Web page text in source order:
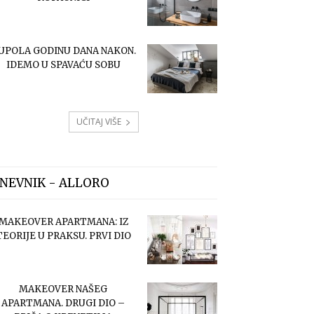
GODINU DANA NAKON.
IDEMO U SPAVAĆU SOBU
UČITAJ VIŠE
- ALLORO
APARTMANA: IZ
U PRAKSU. PRVI DIO
MAKEOVER NAŠEG
APARTMANA. DRUGI DIO –